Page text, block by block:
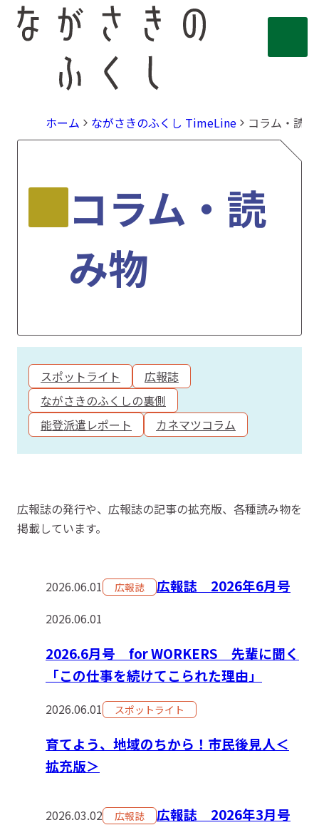
ホーム ながさきのふくし TimeLine コラム・読
コラム・読
み物
スポットライト
広報誌
ながさきのふくしの裏側
能登派遣レポート
カネマツコラム
広報誌の発行や、広報誌の記事の拡充版、各種読み物を
掲載しています。
2026.06.01 広報誌 2026年6月号
広報誌
2026.06.01
2026.6月号 for WORKERS 先輩に聞く
「この仕事を続けてこられた理由」
2026.06.01
育てよう、地域のちから！市民後見人＜
拡充版＞
スポットライト
2026.03.02 広報誌 2026年3月号
広報誌